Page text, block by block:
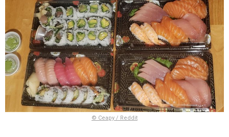
© Ceapy / Reddit